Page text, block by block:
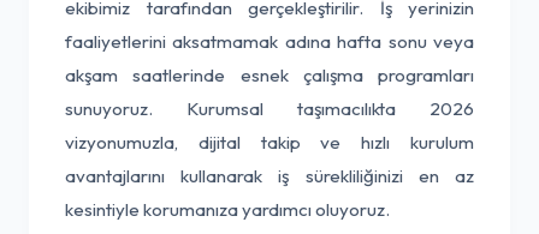
ekibimiz tarafından gerçekleştirilir. İş yerinizin
faaliyetlerini aksatmamak adına hafta sonu veya
akşam saatlerinde esnek çalışma programları
sunuyoruz. Kurumsal taşımacılıkta 2026
vizyonumuzla, dijital takip ve hızlı kurulum
avantajlarını kullanarak iş sürekliliğinizi en az
kesintiyle korumanıza yardımcı oluyoruz.